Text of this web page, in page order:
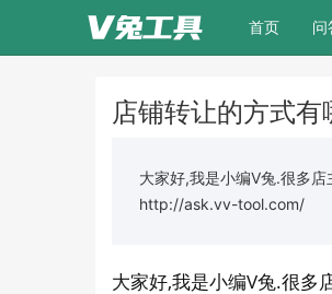
首页 问
店铺转让的方式
大家好,我是小编V兔.很多
http://ask.vv-tool.com/
大家好,我是小编V兔.很多